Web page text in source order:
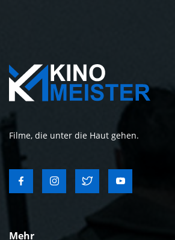
Filme, die unter die Haut gehen.
Mehr